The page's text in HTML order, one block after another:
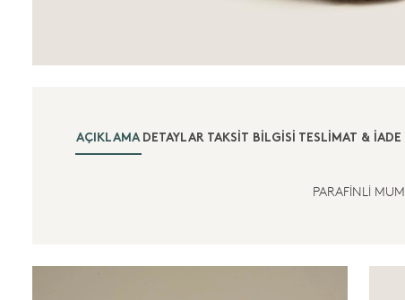
AÇIKLAMA DETAYLAR TAKSIT BILGISI TESLIMAT & İADE
PARAFİNLİ MUM